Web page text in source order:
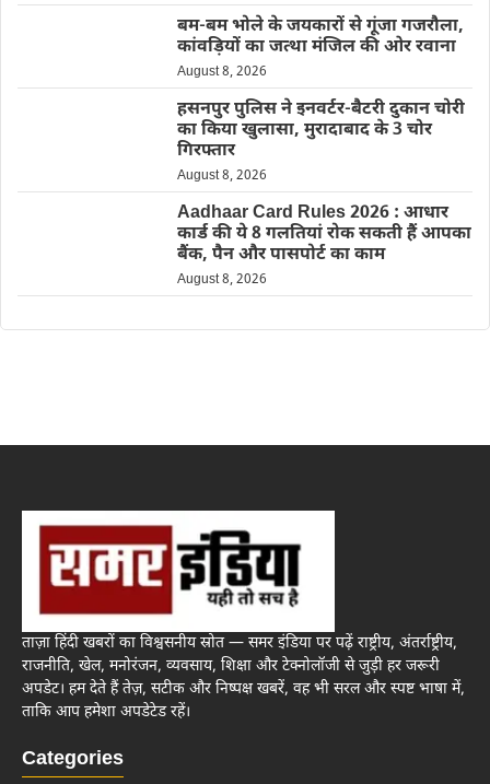
बम-बम भोले के जयकारों से गूंजा गजरौला,
कांवड़ियों का जत्था मंजिल की ओर रवाना
August 8, 2026
हसनपुर पुलिस ने इनवर्टर-बैटरी दुकान चोरी
का किया खुलासा, मुरादाबाद के 3 चोर
गिरफ्तार
August 8, 2026
Aadhaar Card Rules 2026 : आधार
कार्ड की ये 8 गलतियां रोक सकती हैं आपका
बैंक, पैन और पासपोर्ट का काम
August 8, 2026
ताज़ा हिंदी खबरों का विश्वसनीय स्रोत — समर इंडिया पर पढ़ें राष्ट्रीय, अंतर्राष्ट्रीय,
राजनीति, खेल, मनोरंजन, व्यवसाय, शिक्षा और टेक्नोलॉजी से जुड़ी हर जरूरी
अपडेट। हम देते हैं तेज़, सटीक और निष्पक्ष खबरें, वह भी सरल और स्पष्ट भाषा में,
ताकि आप हमेशा अपडेटेड रहें।
Categories